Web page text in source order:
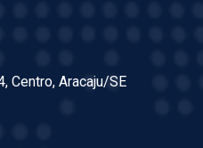
Centro, Aracaju/SE